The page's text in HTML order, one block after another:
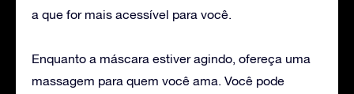
a que for mais acessível para você.
Enquanto a máscara estiver agindo, ofereça uma
massagem para quem você ama. Você pode